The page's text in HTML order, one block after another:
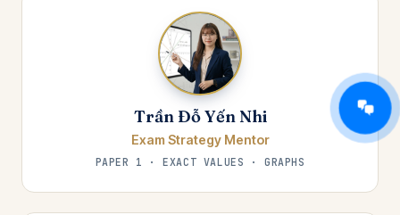
Trần Đỗ Yến Nhi
Exam Strategy Mentor
PAPER 1 · EXACT VALUES · GRAPHS